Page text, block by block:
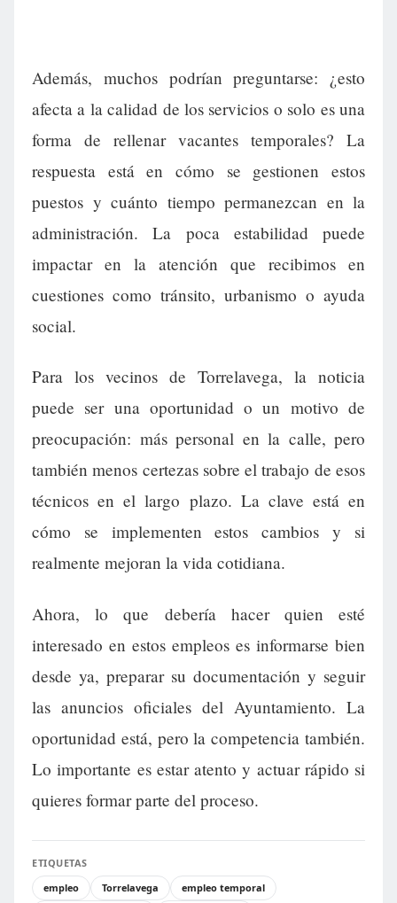
Además, muchos podrían preguntarse: ¿esto
afecta a la calidad de los servicios o solo es una
forma de rellenar vacantes temporales? La
respuesta está en cómo se gestionen estos
puestos y cuánto tiempo permanezcan en la
administración. La poca estabilidad puede
impactar en la atención que recibimos en
cuestiones como tránsito, urbanismo o ayuda
social.
Para los vecinos de Torrelavega, la noticia
puede ser una oportunidad o un motivo de
preocupación: más personal en la calle, pero
también menos certezas sobre el trabajo de esos
técnicos en el largo plazo. La clave está en
cómo se implementen estos cambios y si
realmente mejoran la vida cotidiana.
Ahora, lo que debería hacer quien esté
interesado en estos empleos es informarse bien
desde ya, preparar su documentación y seguir
las anuncios oficiales del Ayuntamiento. La
oportunidad está, pero la competencia también.
Lo importante es estar atento y actuar rápido si
quieres formar parte del proceso.
ETIQUETAS
empleo
Torrelavega
empleo temporal